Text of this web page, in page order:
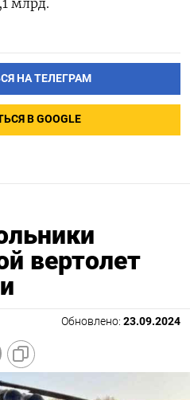
НА ТЕЛЕГРАМ
В GOOGLE
вертолет
Обновлено: 23.09.2024